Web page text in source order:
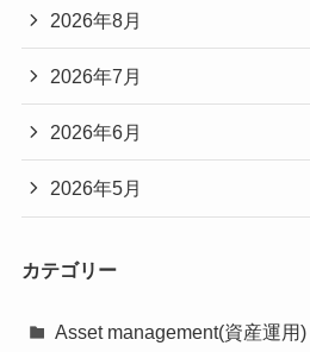
2026年8月
2026年7月
2026年6月
2026年5月
カテゴリー
Asset management(資産運用)